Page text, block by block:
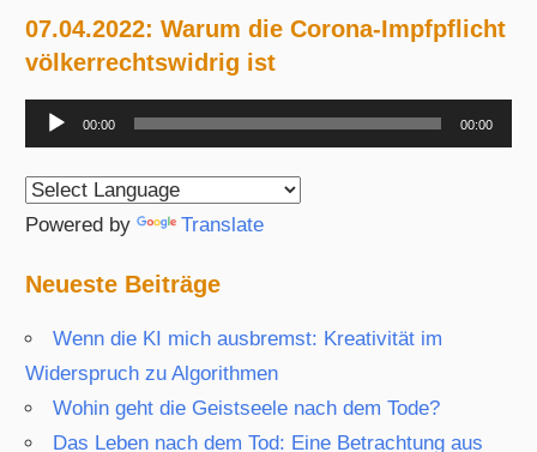
Beiträge
07.04.2022: Warum die Corona-Impfpflicht
völkerrechtswidrig ist
Audio-
Player
00:00 00:00
Powered by Translate
Neueste Beiträge
Wenn die KI mich ausbremst: Kreativität im
Widerspruch zu Algorithmen
Wohin geht die Geistseele nach dem Tode?
Das Leben nach dem Tod: Eine Betrachtung aus